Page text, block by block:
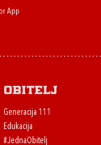
App
Obitelj
Generacija 111
Edukacija
#JednaObitelj